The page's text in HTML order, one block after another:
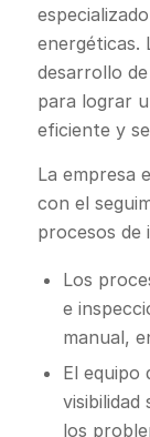
energéticas.
desarrollo
para lograr
eficiente y
La empresa
con el
procesos de
Los
e
manual,
El equipo
los